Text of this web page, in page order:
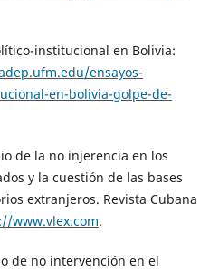
institucional en Bolivia:
ensayos-
en-bolivia-golpe-de-
de la no injerencia en los
y la cuestión de las bases
extranjeros. Revista Cubana
www.vlex.com.
de no intervención en el